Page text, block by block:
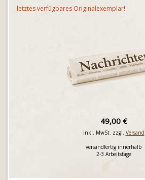
letztes verfügbares Originalexemplar!
49,00 €
inkl. MwSt. zzgl. Versand
versandfertig innerhalb
2-3 Arbeitstage